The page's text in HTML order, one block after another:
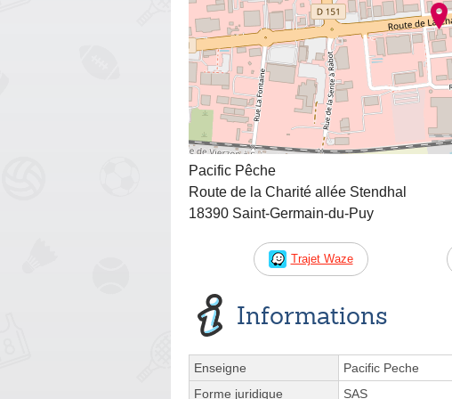
Pacific Pêche
Route de la Charité allée Stendhal
18390 Saint-Germain-du-Puy
Trajet Waze
Informations
Enseigne
Pacific Peche
Forme juridique
SAS